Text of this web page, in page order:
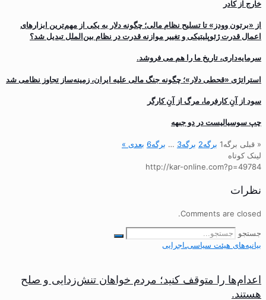
خارج از کادر
از «برتون وودز» تا تسلیح نظام مالی؛ چگونه دلار به یکی از مهم‌ترین ابزارهای
اعمال قدرت ژئوپلیتیکی و تغییر موازنه قدرت در نظام بین‌الملل تبدیل شد؟
سرمایه‌داری، تاریخ ما را هم می فروشد.
استراتژی «قحطی دلار»؛ چگونه جنگ مالی علیه ایران، زمینه‌ساز تجاوز نظامی شد
سود از آنِ کارفرما، مرگ از آنِ کارگر
چپ سوسیالیست در دو جبهه
« قبلی برگه1 برگه2 برگه3
… برگه6 بعدی »
لینک کوتاه
http://kar-online.com?p=49784
نظرات
Comments are closed.
جستجو
بیانیه‌های هیئت‌ سیاسی‌ـ‌اجرایی
اعدام‌ها را متوقف کنید؛ مردم خواهان تنش‌زدایی و صلح
هستند.